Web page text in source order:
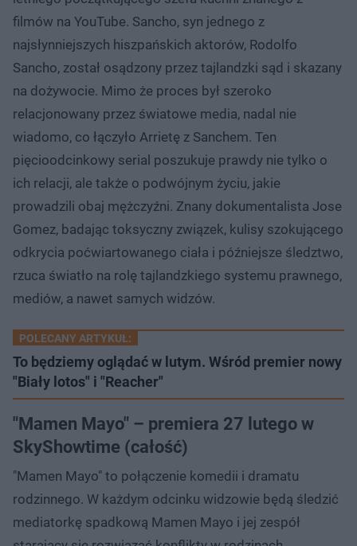
filmów na YouTube. Sancho, syn jednego z
najsłynniejszych hiszpańskich aktorów, Rodolfo
Sancho, został osądzony przez tajlandzki sąd i skazany
na dożywocie. Mimo że proces był szeroko
relacjonowany przez światowe media, nadal nie
wiadomo, co łączyło Arrietę z Sanchem. Ten
pięcioodcinkowy serial poszukuje prawdy nie tylko o
ich relacji, ale także o podwójnym życiu, jakie
prowadzili obaj mężczyźni. Znany dokumentalista Jose
Gomez, badając toksyczny związek, kulisy szokującego
odkrycia poćwiartowanego ciała i późniejsze śledztwo,
rzuca światło na rolę tajlandzkiego systemu prawnego,
mediów, a nawet samych widzów.
POLECANY ARTYKUŁ:
To będziemy oglądać w lutym. Wśród premier nowy
"Biały lotos" i "Reacher"
"Mamen Mayo" – premiera 27 lutego w
SkyShowtime (całość)
"Mamen Mayo" to połączenie komedii i dramatu
rodzinnego. W każdym odcinku widzowie będą śledzić
mediatorkę spadkową Mamen Mayo i jej zespół